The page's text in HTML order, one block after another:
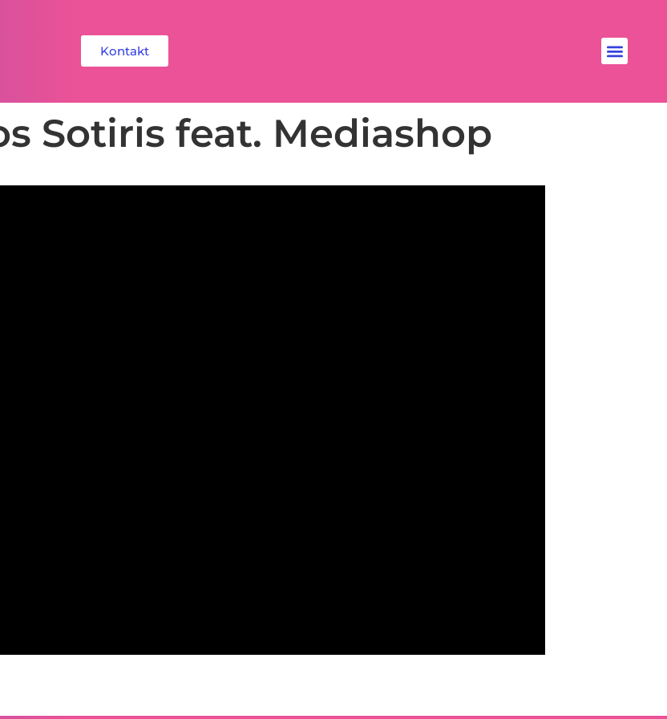
Kontakt
Sotiris feat. Mediashop